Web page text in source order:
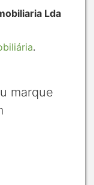
Lda
.
marque